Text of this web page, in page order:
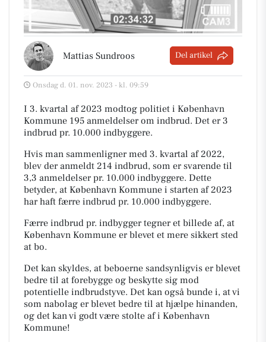
Mattias Sundroos Del artikel
Onsdag d. 01. nov. 2023 - kl. 09:59
I 3. kvartal af 2023 modtog politiet i København
Kommune 195 anmeldelser om indbrud. Det er 3
indbrud pr. 10.000 indbyggere.
Hvis man sammenligner med 3. kvartal af 2022,
blev der anmeldt 214 indbrud, som er svarende til
3,3 anmeldelser pr. 10.000 indbyggere. Dette
betyder, at København Kommune i starten af 2023
har haft færre indbrud pr. 10.000 indbyggere.
Færre indbrud pr. indbygger tegner et billede af, at
København Kommune er blevet et mere sikkert sted
at bo.
Det kan skyldes, at beboerne sandsynligvis er blevet
bedre til at forebygge og beskytte sig mod
potentielle indbrudstyve. Det kan også bunde i, at vi
som nabolag er blevet bedre til at hjælpe hinanden,
og det kan vi godt være stolte af i København
Kommune!